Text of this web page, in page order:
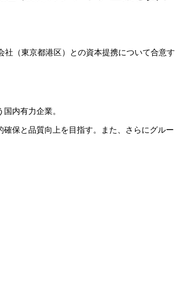
（東京都港区）との資本提携について合意す
内有力企業。
保と品質向上を目指す。また、さらにグルー